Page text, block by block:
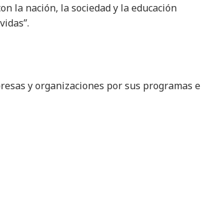
la nación, la sociedad y la educación
y organizaciones por sus programas e